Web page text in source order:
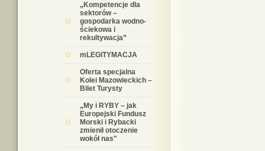
„Kompetencje dla
sektorów –
gospodarka wodno-
ściekowa i
rekultywacja”
mLEGITYMACJA
Oferta specjalna
Kolei Mazowieckich –
Bilet Turysty
„My i RYBY – jak
Europejski Fundusz
Morski i Rybacki
zmienił otoczenie
wokół nas"